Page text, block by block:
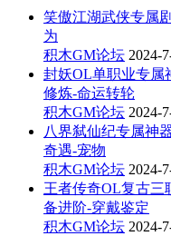
笑傲江湖武侠专属
为
积木GM论坛 2024-
封妖OL单职业专属
修炼-命运转轮
积木GM论坛 2024-
八界弑仙纪专属神
奇遇-宠物
积木GM论坛 2024-
王者传奇OL复古三
备进阶-穿戴鉴定
积木GM论坛 2024-